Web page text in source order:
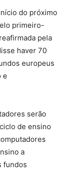
do próximo
primeiro-
pela
haver 70
europeus
e
serão
de ensino
a
fundos